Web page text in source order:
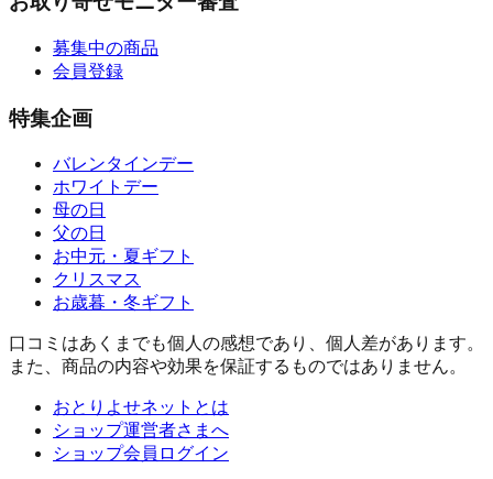
募集中の商品
会員登録
特集企画
バレンタインデー
ホワイトデー
母の日
父の日
お中元・夏ギフト
クリスマス
お歳暮・冬ギフト
口コミはあくまでも個人の感想であり、個人差があります。
また、商品の内容や効果を保証するものではありません。
おとりよせネットとは
ショップ運営者さまへ
ショップ会員ログイン